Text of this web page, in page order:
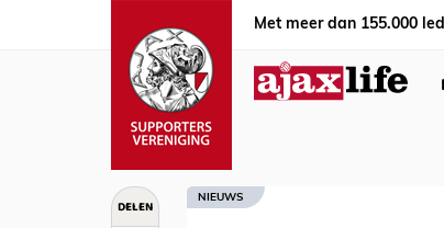
Met meer dan 155.000
DELEN NIEUWS